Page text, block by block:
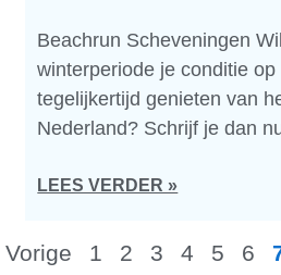
Beachrun Scheveningen
winterperiode je conditie
tegelijkertijd genieten van
Nederland? Schrijf je dan
LEES VERDER »
Vorige 1 2 3 4 5 6